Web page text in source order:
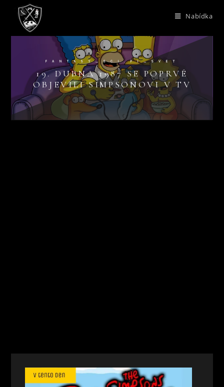
Nabídka
FANTASY_SCI.FI_SVET
19. DUBNA 1987 SE POPRVÉ
OBJEVILI SIMPSONOVI V TV